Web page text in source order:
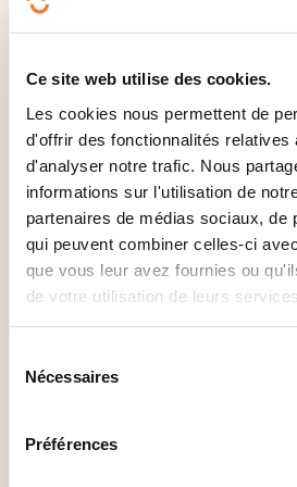
Ce site web utilise des cookies.
Les cookies nous permettent de
d'offrir des fonctionnalités
d'analyser notre trafic. Nous
informations sur l'utilisation de
partenaires de médias sociaux, de
qui peuvent combiner celles-ci
que vous leur avez fournies ou
de votre utilisation de leurs services.
Nécessaires
Préférences
learning and traditional
motive the student to help them
DOMAINES DE
Développement
professionnel
Finance, Assurance, Droit
Gestion d’entreprise,